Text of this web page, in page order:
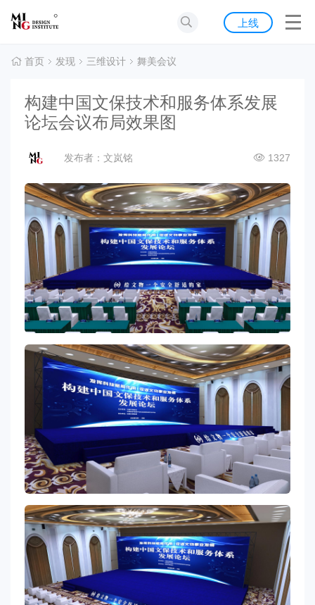
首页
发现
灵感
资源
关于我们
上线
首页 发现 三维设计 舞美会议
构建中国文保技术和服务体系发展
论坛会议布局效果图
发布者：文岚铭 1327